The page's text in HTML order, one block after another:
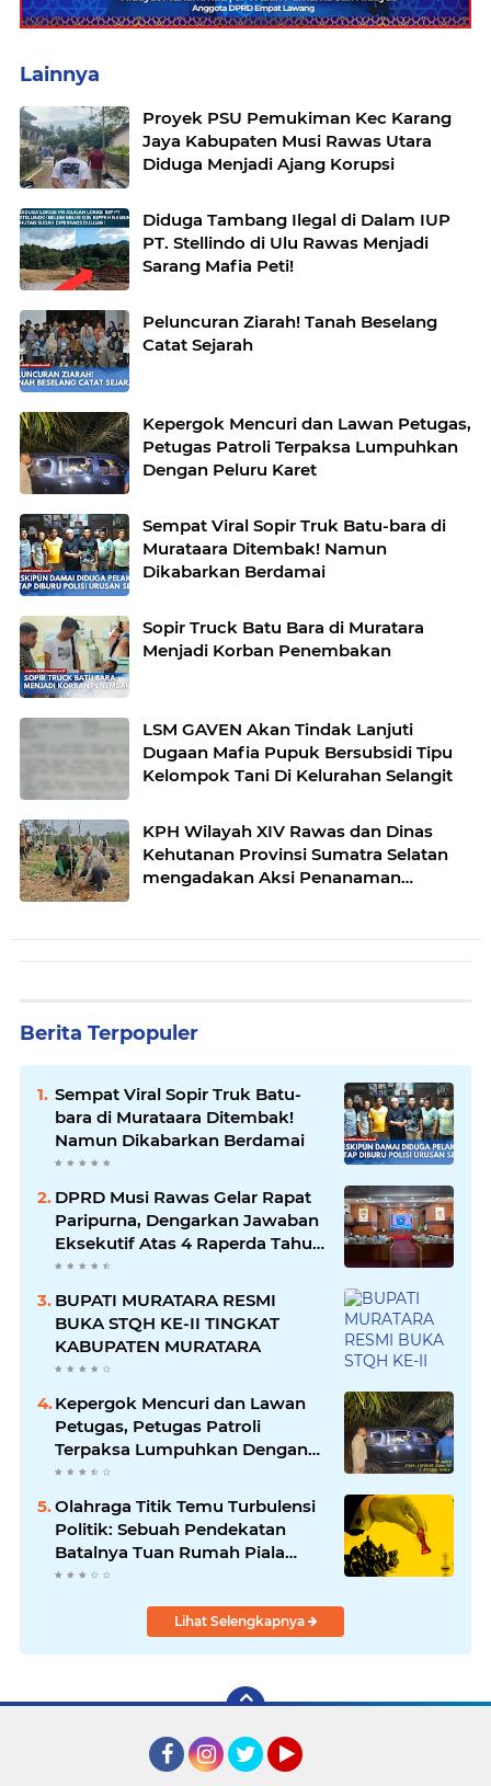
Lainnya
Proyek PSU Pemukiman Kec Karang
Jaya Kabupaten Musi Rawas Utara
Diduga Menjadi Ajang Korupsi
Diduga Tambang Ilegal di Dalam IUP
PT. Stellindo di Ulu Rawas Menjadi
Sarang Mafia Peti!
Peluncuran Ziarah! Tanah Beselang
Catat Sejarah
Kepergok Mencuri dan Lawan Petugas,
Petugas Patroli Terpaksa Lumpuhkan
Dengan Peluru Karet
Sempat Viral Sopir Truk Batu-bara di
Murataara Ditembak! Namun
Dikabarkan Berdamai
Sopir Truck Batu Bara di Muratara
Menjadi Korban Penembakan
LSM GAVEN Akan Tindak Lanjuti
Dugaan Mafia Pupuk Bersubsidi Tipu
Kelompok Tani Di Kelurahan Selangit
KPH Wilayah XIV Rawas dan Dinas
Kehutanan Provinsi Sumatra Selatan
mengadakan Aksi Penanaman
Berita Terpopuler
Sempat Viral Sopir Truk Batu-
bara di Murataara Ditembak!
Namun Dikabarkan Berdamai
DPRD Musi Rawas Gelar Rapat
Paripurna, Dengarkan Jawaban
Eksekutif Atas 4 Raperda Tahun
2026
BUPATI MURATARA RESMI
BUKA STQH KE-II TINGKAT
KABUPATEN MURATARA
Kepergok Mencuri dan Lawan
Petugas, Petugas Patroli
Terpaksa Lumpuhkan Dengan
Peluru Karet
Olahraga Titik Temu Turbulensi
Politik: Sebuah Pendekatan
Batalnya Tuan Rumah Piala
Dunia U-20
Lihat Selengkapnya